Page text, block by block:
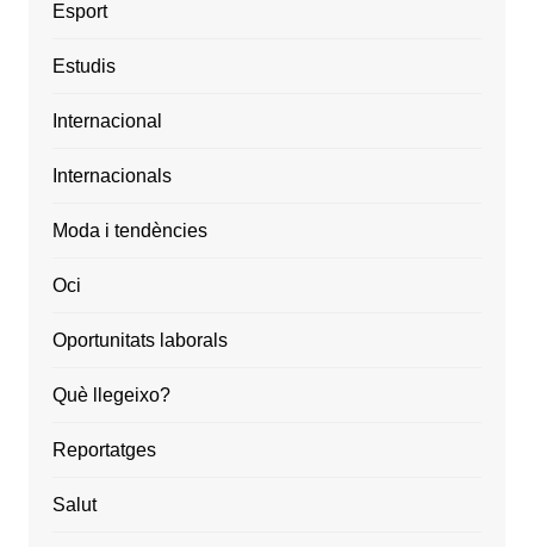
Esport
Estudis
Internacional
Internacionals
Moda i tendències
Oci
Oportunitats laborals
Què llegeixo?
Reportatges
Salut